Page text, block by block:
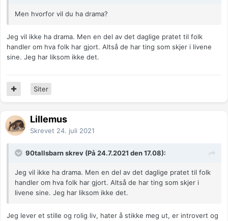
Men hvorfor vil du ha drama?
Jeg vil ikke ha drama. Men en del av det daglige pratet til folk
handler om hva folk har gjort. Altså de har ting som skjer i livene
sine. Jeg har liksom ikke det.
Siter
Lillemus
Skrevet 24. juli 2021
90tallsbarn skrev (På 24.7.2021 den 17.08):
Jeg vil ikke ha drama. Men en del av det daglige pratet til folk
handler om hva folk har gjort. Altså de har ting som skjer i
livene sine. Jeg har liksom ikke det.
Jeg lever et stille og rolig liv, hater å stikke meg ut, er introvert og